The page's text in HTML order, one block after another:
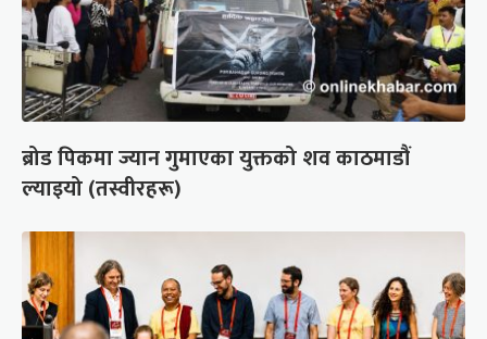
ब्रोड पिकमा ज्यान गुमाएका युक्तको शव काठमाडौं
ल्याइयो (तस्वीरहरू)